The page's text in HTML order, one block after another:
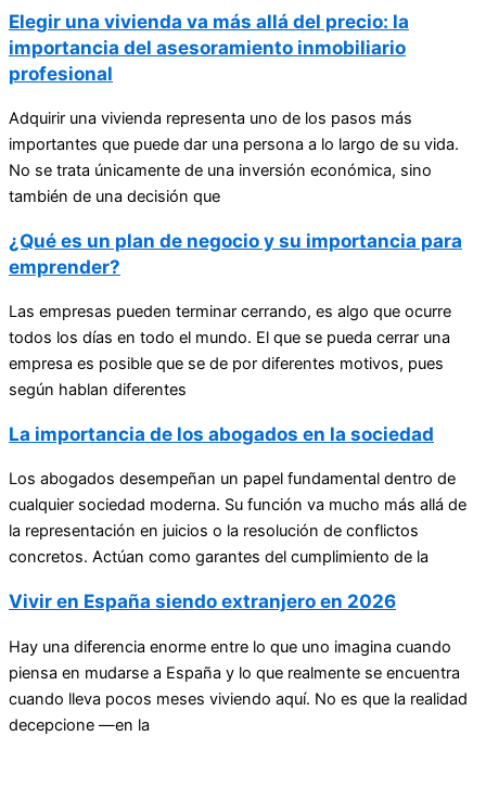
Elegir una vivienda va más allá del precio: la
importancia del asesoramiento inmobiliario
profesional
Adquirir una vivienda representa uno de los pasos más
importantes que puede dar una persona a lo largo de su vida.
No se trata únicamente de una inversión económica, sino
también de una decisión que
¿Qué es un plan de negocio y su importancia para
emprender?
Las empresas pueden terminar cerrando, es algo que ocurre
todos los días en todo el mundo. El que se pueda cerrar una
empresa es posible que se de por diferentes motivos, pues
según hablan diferentes
La importancia de los abogados en la sociedad
Los abogados desempeñan un papel fundamental dentro de
cualquier sociedad moderna. Su función va mucho más allá de
la representación en juicios o la resolución de conflictos
concretos. Actúan como garantes del cumplimiento de la
Vivir en España siendo extranjero en 2026
Hay una diferencia enorme entre lo que uno imagina cuando
piensa en mudarse a España y lo que realmente se encuentra
cuando lleva pocos meses viviendo aquí. No es que la realidad
decepcione —en la